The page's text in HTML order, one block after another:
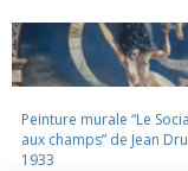
Peinture murale “Le
aux champs” de Jean
1933